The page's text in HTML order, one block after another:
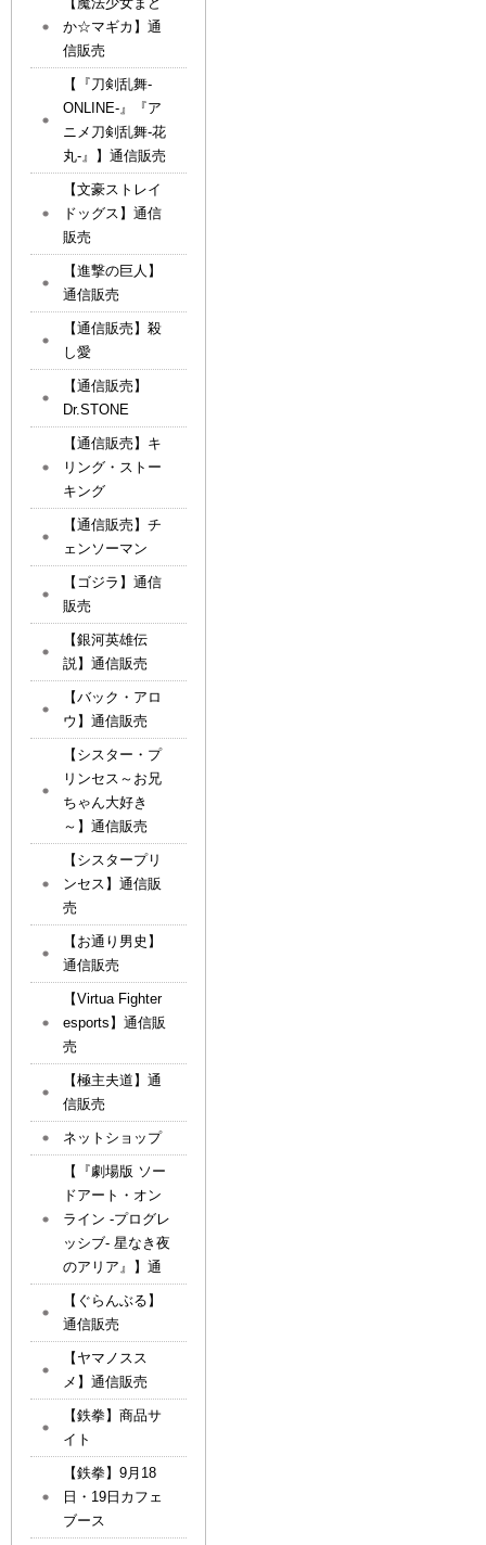
か☆マギカ】通
信販売
【『刀剣乱舞-
ONLINE-』『ア
ニメ刀剣乱舞-花
丸-』】通信販売
【文豪ストレイ
ドッグス】通信
販売
【進撃の巨人】
通信販売
【通信販売】殺
し愛
【通信販売】
Dr.STONE
【通信販売】キ
リング・ストー
キング
【通信販売】チ
ェンソーマン
【ゴジラ】通信
販売
【銀河英雄伝
説】通信販売
【バック・アロ
ウ】通信販売
【シスター・プ
リンセス～お兄
ちゃん大好き
～】通信販売
【シスタープリ
ンセス】通信販
売
【お通り男史】
通信販売
【Virtua Fighter
esports】通信販
売
【極主夫道】通
信販売
ネットショップ
【『劇場版 ソー
ドアート・オン
ライン -プログレ
ッシブ- 星なき夜
のアリア』】通
【ぐらんぶる】
通信販売
【ヤマノスス
メ】通信販売
【鉄拳】商品サ
イト
【鉄拳】9月18
日・19日カフェ
ブース